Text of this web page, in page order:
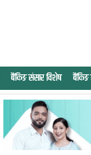
बैंकिङ संसार विशेष बैंकिङ